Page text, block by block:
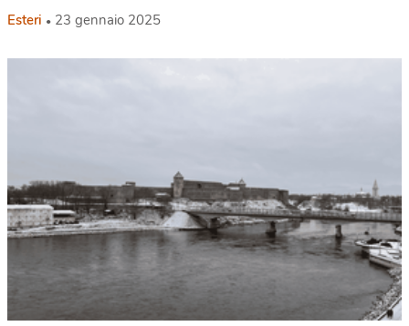
Esteri 23 gennaio 2025